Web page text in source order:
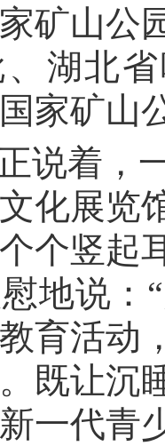
矿山公
湖北
家矿山
说着，
化展览
个竖起
地说：
育活动
既让沉
一代青